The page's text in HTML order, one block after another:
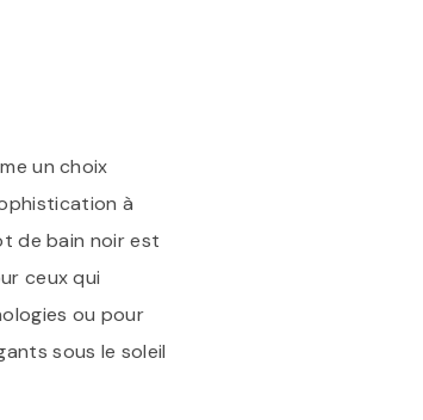
un choix
à
de bain noir est
ceux qui
ou pour
sous le soleil